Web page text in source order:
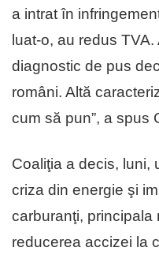
a intrat în
luat-o, au redus
diagnostic de pus
români. Altă
cum să pun”, a spus
Coaliţia a decis, luni,
criza din energie şi
carburanţi, principala
reducerea accizei la